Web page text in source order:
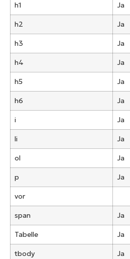
h1 Ja
h2 Ja
h3 Ja
h4 Ja
h5 Ja
h6 Ja
i Ja
li Ja
ol Ja
p Ja
vor
span Ja
Tabelle Ja
tbody Ja